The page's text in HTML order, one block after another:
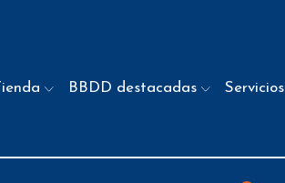
BBDD destacadas Servicios